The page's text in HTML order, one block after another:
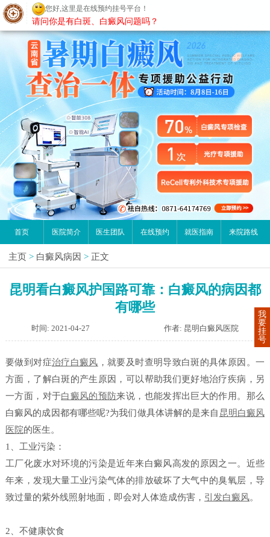
昆明白癜风医院
首页 医院简介 医生团队 在线预约 就医指南 来院路线
主页 > 白癜风病因 > 正文
昆明看白癜风护国路可靠：白癜风的病因都
有哪些
时间: 2021-04-27 作者: 昆明白癜风医院
要做到对症治疗白癜风 ，就要及时查明导致白斑的具体原因。一
方面，了解白斑的产生原因，可以帮助我们更好地治疗疾病，另
一方面，对于白癜风的预防来说，也能发挥出巨大的作用。那么
白癜风的成因都有哪些呢?为我们做具体讲解的是来自 昆明白癜风
医院的医生。
1、工业污染：
工厂化废水对环境的污染是近年来白癜风高发的原因之一。近些
年来，发现大量工业污染气体的排放破坏了大气中的臭氧层，导
致过量的紫外线照射地面，即会对人体造成伤害， 引发白癜风。
2、不健康饮食
我
要
挂
号
您好,这里是在线预约挂号平台！
请问你是有白斑、白癜风问题吗？